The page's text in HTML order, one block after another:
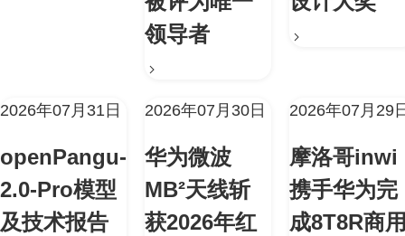
领导者
2026年07月31日
openPangu-
2.0-Pro模型
及技术报告
2026年07月30日
华为微波
MB²天线斩
获2026年红
2026年07月29
摩洛哥inwi
携手华为完
成8T8R商